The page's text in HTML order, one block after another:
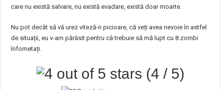
care nu există salvare, nu există evadare, există doar moarte.
Nu pot decât să vă urez viteză-n picioare, că veți avea nevoie în astfel
de situații, eu v-am părăsit pentru că trebuie să mă lupt cu 8 zombi
înfometați.
(4 / 5)